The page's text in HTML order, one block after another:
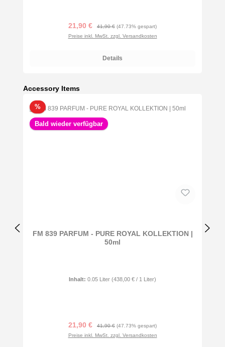
Verkaufspreis:
21,90 € Regulärer Preis:
41,90 € (47.73% gespart)
Preise inkl. MwSt. zzgl. Versandkosten
Details
Produktgalerie überspringen
Accessory Items
%Rabatt
Bald wieder verfügbar
FM 839 PARFUM - PURE ROYAL KOLLEKTION |
50ml
Inhalt: 0.05 Liter (438,00 € / 1 Liter)
Verkaufspreis:
21,90 € Regulärer Preis:
41,90 € (47.73% gespart)
Preise inkl. MwSt. zzgl. Versandkosten